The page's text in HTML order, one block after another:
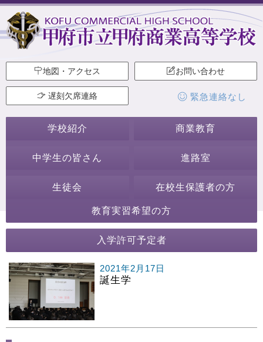
地図・アクセス お問い合わせ
遅刻欠席連絡 緊急連絡なし
学校紹介 商業教育
中学生の皆さん 進路室
生徒会 在校生保護者の方
教育実習希望の方
入学許可予定者
2021年2月17日
誕生学